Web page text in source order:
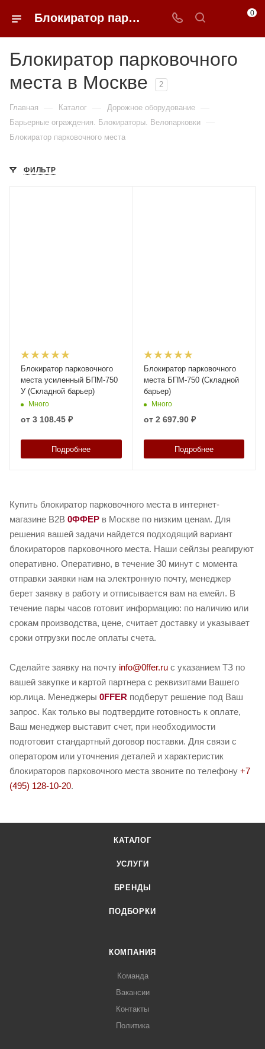
Блокиратор парковочного места в Москве купить по доступным ценам с доставкой от 0ФФЕР.ру 0
Блокиратор парковочного
места в Москве
2
Главная — Каталог — Дорожное оборудование —
Барьерные ограждения. Блокираторы. Велопарковки —
Блокиратор парковочного места
ФИЛЬТР
Блокиратор парковочного
места усиленный БПМ-750
У (Складной барьер)
Много
от 3 108.45 ₽
Подробнее
Блокиратор парковочного
места БПМ-750 (Складной
барьер)
Много
от 2 697.90 ₽
Подробнее
Купить блокиратор парковочного места в интернет-
магазине B2B 0ФФЕР в Москве по низким ценам. Для
решения вашей задачи найдется подходящий вариант
блокираторов парковочного места. Наши сейлзы реагируют
оперативно. Оперативно, в течение 30 минут с момента
отправки заявки нам на электронную почту, менеджер
берет заявку в работу и отписывается вам на емейл. В
течение пары часов готовит информацию: по наличию или
срокам производства, цене, считает доставку и указывает
сроки отгрузки после оплаты счета.
Сделайте заявку на почту info@0ffer.ru с указанием ТЗ по
вашей закупке и картой партнера с реквизитами Вашего
юр.лица. Менеджеры 0FFER подберут решение под Ваш
запрос. Как только вы подтвердите готовность к оплате,
Ваш менеджер выставит счет, при необходимости
подготовит стандартный договор поставки. Для связи с
оператором или уточнения деталей и характеристик
блокираторов парковочного места звоните по телефону +7
(495) 128-10-20.
КАТАЛОГ
УСЛУГИ
БРЕНДЫ
ПОДБОРКИ
КОМПАНИЯ
Команда
Вакансии
Контакты
Политика